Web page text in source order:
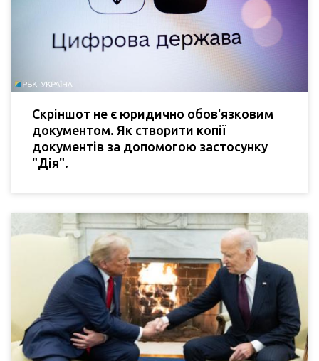
Скріншот не є юридично обов'язковим
документом. Як створити копії
документів за допомогою застосунку
"Дія".